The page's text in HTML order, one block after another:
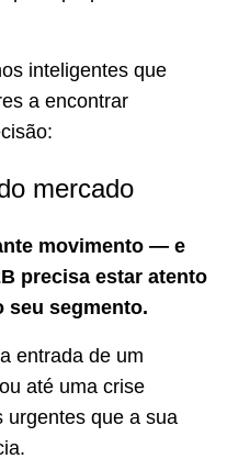
inteligentes que
a encontrar
mercado
movimento — e
precisa estar atento
seu segmento.
entrada de um
até uma crise
urgentes que a sua